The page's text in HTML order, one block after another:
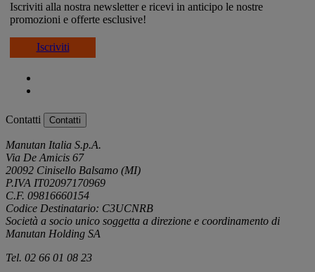
Iscriviti alla nostra newsletter e ricevi in anticipo le nostre
promozioni e offerte esclusive!
Iscriviti
Contatti Contatti
Manutan Italia S.p.A.
Via De Amicis 67
20092 Cinisello Balsamo (MI)
P.IVA IT02097170969
C.F. 09816660154
Codice Destinatario: C3UCNRB
Società a socio unico soggetta a direzione e coordinamento di
Manutan Holding SA
Tel. 02 66 01 08 23